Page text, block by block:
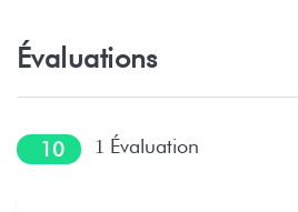
Évaluations
10 1 Évaluation